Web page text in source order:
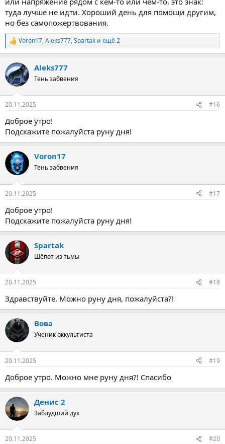
туда лучше не идти. Хороший день для помощи другим,
но без самопожертвования.
Р
е
к
ц
и
Voron17,Aleks777,Spartak и ещё 2
Aleks777
Тень забвения
20.11.2025 #16
Доброе утро!
Подскажите пожалуйста руну дня!
Voron17
Тень забвения
20.11.2025 #17
Доброе утро!
Подскажите пожалуйста руну дня!
Spartak
Шёпот из тьмы
20.11.2025 #18
Здравствуйте. Можно руну дня, пожалуйста?!
Вова
Ученик оккультиста
20.11.2025 #19
Доброе утро. Можно мне руну дня?! Спасибо
Денис 2
Заблудший дух
20.11.2025 #20